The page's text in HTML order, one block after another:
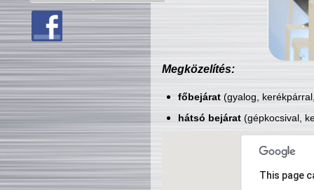
Megközelítés:
főbejárat(gyalog,
hátsó bejárat(gépkocsival,
This page